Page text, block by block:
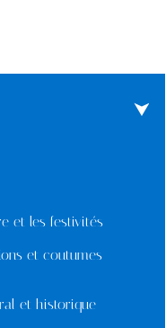
et les festivités
et coutumes
et historique